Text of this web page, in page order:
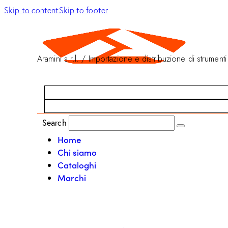
Skip to contentSkip to footer
Aramini s.r.l. / Importazione e distribuzione di strumenti
Search
Home
Chi siamo
Cataloghi
Marchi